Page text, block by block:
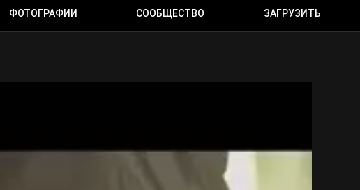
ФОТОГРАФИИ СООБЩЕСТВО ЗАГРУЗИТЬ